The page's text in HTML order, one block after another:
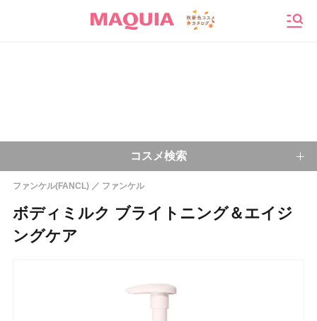
コスメ検索
プチプラコスメ
ファンケル(FANCL) ファンケル
ボディミルク ブライトニング＆エイジ
ングケア